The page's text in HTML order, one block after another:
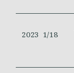
2023 1/18